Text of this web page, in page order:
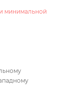
минимальной